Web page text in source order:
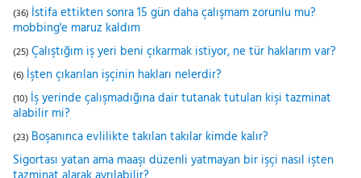
(36) İstifa ettikten sonra 15 gün daha çalışmam zorunlu mu?
mobbing'e maruz kaldım
(25) Çalıştığım iş yeri beni çıkarmak istiyor, ne tür haklarım var?
(6) İşten çıkarılan işçinin hakları nelerdir?
(10) İş yerinde çalışmadığına dair tutanak tutulan kişi tazminat
alabilir mi?
(23) Boşanınca evlilikte takılan takılar kimde kalır?
Sigortası yatan ama maaşı düzenli yatmayan bir işçi nasıl işten